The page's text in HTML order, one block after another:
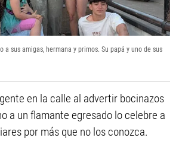
a sus amigas, hermana y primos. Su papá y uno de sus
en la calle al advertir bocinazos
a un flamante egresado lo celebre a
por más que no los conozca.